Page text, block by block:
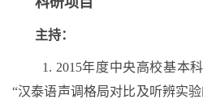
主持：
1. 2015年度中央高校基本
“汉泰语声调格局对比及听辨实